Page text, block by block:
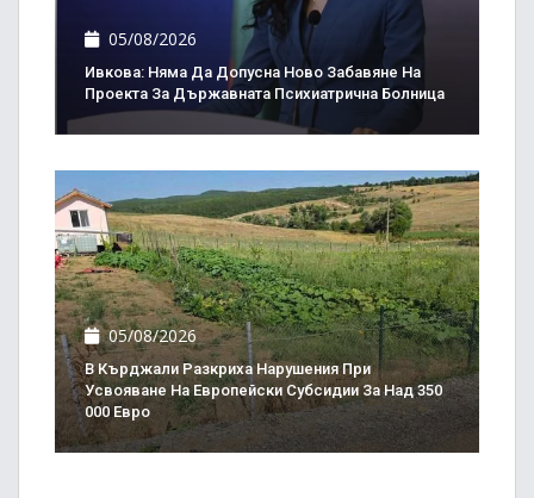
05/08/2026
Ивкова: Няма Да Допусна Ново Забавяне На
Проекта За Държавната Психиатрична Болница
05/08/2026
В Кърджали Разкриха Нарушения При
Усвояване На Европейски Субсидии За Над 350
000 Евро